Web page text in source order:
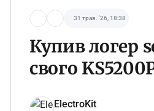
31 трав. '26, 18:38
Купив логер
свого
ElectroKit